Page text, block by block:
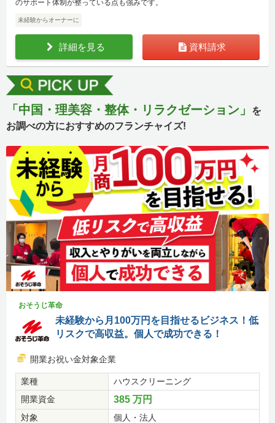
のサポート体制が整っている点も強みです。
未経験からオーナーに
詳細を見る 資料請求
「中国・理美容・整体・リラクゼーション」
を
お調べの方におすすめのフランチャイズ!
おそうじ革命
未経験から月100万円を目指せるビジネス！低
リスクで高収益。個人で成功できる！
開業お祝い金対象企業
業種
ハウスクリーニング
開業資金
385 万円
対象
個人・法人